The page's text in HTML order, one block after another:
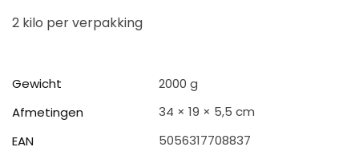
2 kilo per verpakking
Gewicht
2000 g
Afmetingen
34 × 19 × 5,5 cm
EAN
5056317708837